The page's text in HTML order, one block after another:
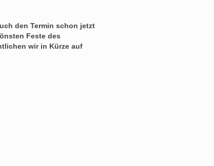
den Termin schon jetzt
Feste des
wir in Kürze auf